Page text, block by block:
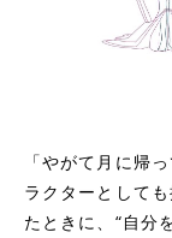
「やがて月に帰
ラクターとして
たときに、“自分